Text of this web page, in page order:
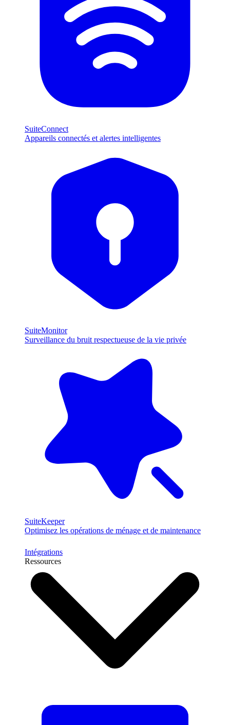
SuiteConnect
Appareils connectés et alertes intelligentes
SuiteMonitor
Surveillance du bruit respectueuse de la vie privée
SuiteKeeper
Optimisez les opérations de ménage et de maintenance
Intégrations
Ressources